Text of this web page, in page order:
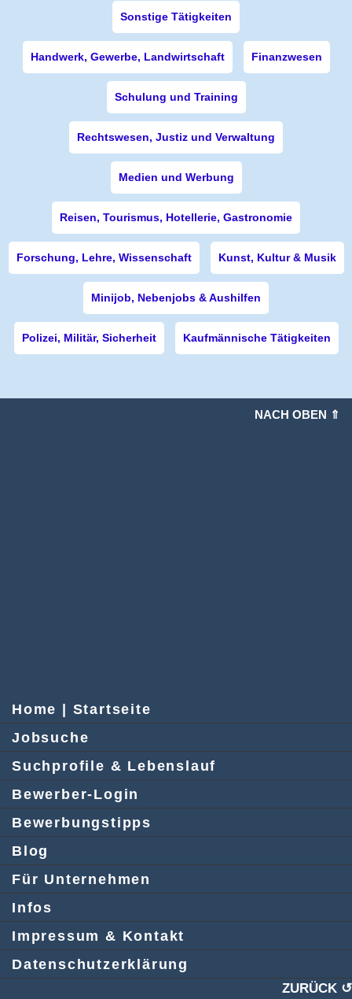
Sonstige Tätigkeiten
Handwerk, Gewerbe, Landwirtschaft Finanzwesen
Schulung und Training
Rechtswesen, Justiz und Verwaltung
Medien und Werbung
Reisen, Tourismus, Hotellerie, Gastronomie
Forschung, Lehre, Wissenschaft Kunst, Kultur & Musik
Minijob, Nebenjobs & Aushilfen
Polizei, Militär, Sicherheit Kaufmännische Tätigkeiten
NACH OBEN ⇑
Home | Startseite
Jobsuche
Suchprofile & Lebenslauf
Bewerber-Login
Bewerbungstipps
Blog
Für Unternehmen
Infos
Impressum & Kontakt
Datenschutzerklärung
ZURÜCK ↺